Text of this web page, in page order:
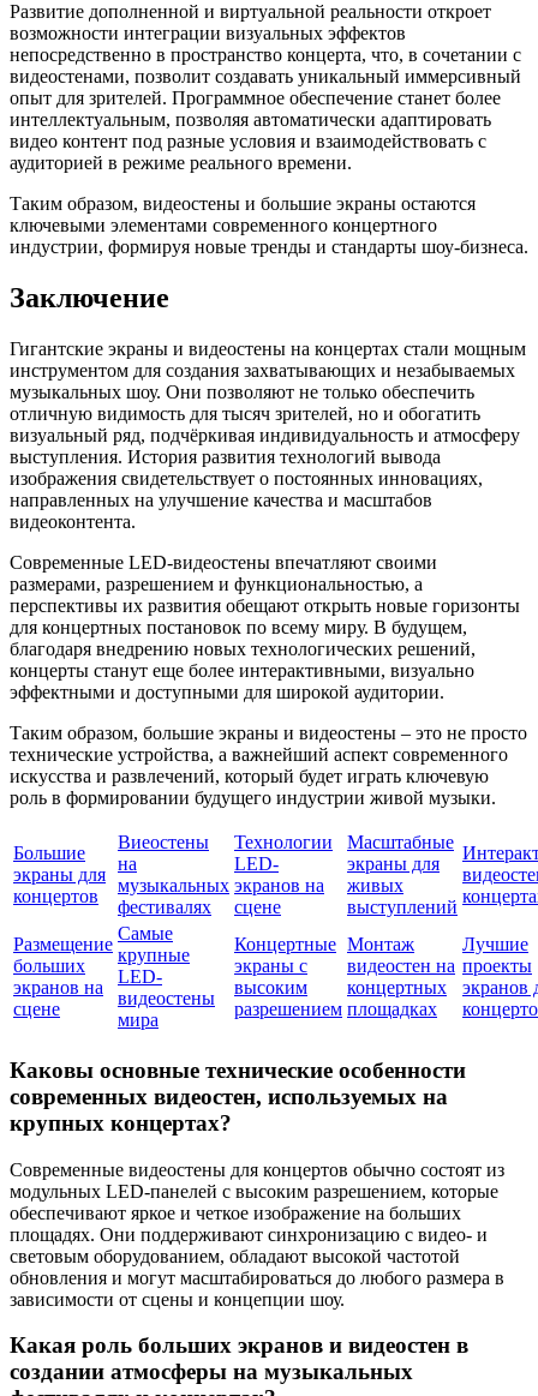
Развитие дополненной и виртуальной реальности откроет
возможности интеграции визуальных эффектов
непосредственно в пространство концерта, что, в сочетании с
видеостенами, позволит создавать уникальный иммерсивный
опыт для зрителей. Программное обеспечение станет более
интеллектуальным, позволяя автоматически адаптировать
видео контент под разные условия и взаимодействовать с
аудиторией в режиме реального времени.
Таким образом, видеостены и большие экраны остаются
ключевыми элементами современного концертного
индустрии, формируя новые тренды и стандарты шоу-бизнеса.
Заключение
Гигантские экраны и видеостены на концертах стали мощным
инструментом для создания захватывающих и незабываемых
музыкальных шоу. Они позволяют не только обеспечить
отличную видимость для тысяч зрителей, но и обогатить
визуальный ряд, подчёркивая индивидуальность и атмосферу
выступления. История развития технологий вывода
изображения свидетельствует о постоянных инновациях,
направленных на улучшение качества и масштабов
видеоконтента.
Современные LED-видеостены впечатляют своими
размерами, разрешением и функциональностью, а
перспективы их развития обещают открыть новые горизонты
для концертных постановок по всему миру. В будущем,
благодаря внедрению новых технологических решений,
концерты станут еще более интерактивными, визуально
эффектными и доступными для широкой аудитории.
Таким образом, большие экраны и видеостены – это не просто
технические устройства, а важнейший аспект современного
искусства и развлечений, который будет играть ключевую
роль в формировании будущего индустрии живой музыки.
Большие
экраны для
концертов
Виеостены
на
музыкальных
фестивалях
Технологии
LED-
экранов на
сцене
Масштабные
экраны для
живых
выступлений
Размещение
больших
экранов на
сцене
Самые
крупные
LED-
видеостены
мира
Концертные
экраны с
высоким
разрешением
Монтаж
видеостен на
концертных
площадках
Лучшие
проекты
экранов
Каковы основные технические особенности
современных видеостен, используемых на
крупных концертах?
Современные видеостены для концертов обычно состоят из
модульных LED-панелей с высоким разрешением, которые
обеспечивают яркое и четкое изображение на больших
площадях. Они поддерживают синхронизацию с видео- и
световым оборудованием, обладают высокой частотой
обновления и могут масштабироваться до любого размера в
зависимости от сцены и концепции шоу.
Какая роль больших экранов и видеостен в
создании атмосферы на музыкальных